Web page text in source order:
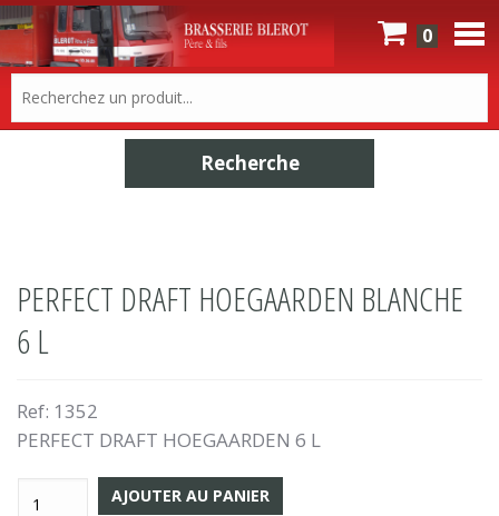
0
PERFECT DRAFT HOEGAARDEN BLANCHE
6 L
Ref: 1352
PERFECT DRAFT HOEGAARDEN 6 L
AJOUTER AU PANIER